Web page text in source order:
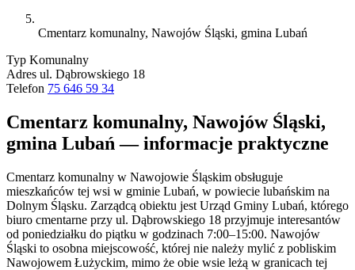
Cmentarz komunalny, Nawojów Śląski, gmina Lubań
Typ Komunalny
Adres ul. Dąbrowskiego 18
Telefon 75 646 59 34
Cmentarz komunalny, Nawojów Śląski,
gmina Lubań — informacje praktyczne
Cmentarz komunalny w Nawojowie Śląskim obsługuje
mieszkańców tej wsi w gminie Lubań, w powiecie lubańskim na
Dolnym Śląsku. Zarządcą obiektu jest Urząd Gminy Lubań, którego
biuro cmentarne przy ul. Dąbrowskiego 18 przyjmuje interesantów
od poniedziałku do piątku w godzinach 7:00–15:00. Nawojów
Śląski to osobna miejscowość, której nie należy mylić z pobliskim
Nawojowem Łużyckim, mimo że obie wsie leżą w granicach tej